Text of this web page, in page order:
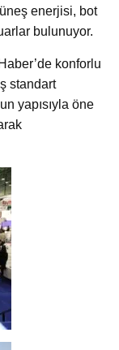
enerjisi, bot
bulunuyor.
konforlu
standart
yapısıyla öne